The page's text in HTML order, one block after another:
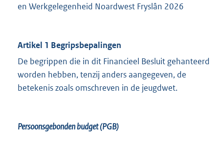
en Werkgelegenheid Noardwest Fryslân 2026
Artikel 1 Begripsbepalingen
De begrippen die in dit Financieel Besluit gehanteerd
worden hebben, tenzij anders aangegeven, de
betekenis zoals omschreven in de jeugdwet.
Persoonsgebonden budget (PGB)